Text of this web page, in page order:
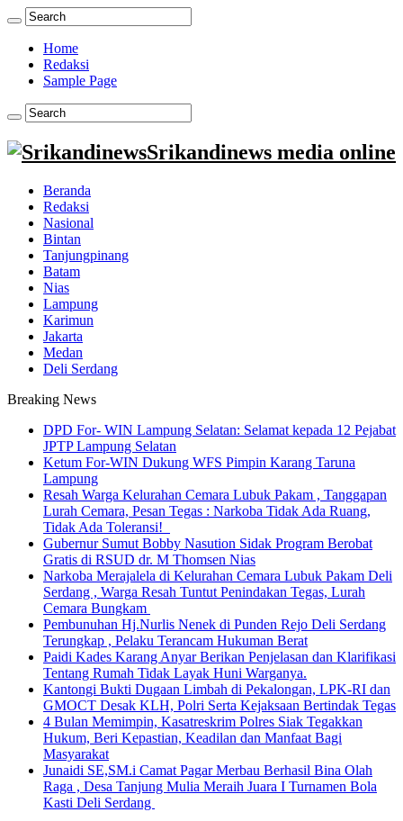
Home
Redaksi
Sample Page
Srikandinews media online
Beranda
Redaksi
Nasional
Bintan
Tanjungpinang
Batam
Nias
Lampung
Karimun
Jakarta
Medan
Deli Serdang
Breaking News
DPD For- WIN Lampung Selatan: Selamat kepada 12 Pejabat
JPTP Lampung Selatan
Ketum For-WIN Dukung WFS Pimpin Karang Taruna
Lampung
Resah Warga Kelurahan Cemara Lubuk Pakam , Tanggapan
Lurah Cemara, Pesan Tegas : Narkoba Tidak Ada Ruang,
Tidak Ada Toleransi!
Gubernur Sumut Bobby Nasution Sidak Program Berobat
Gratis di RSUD dr. M Thomsen Nias
Narkoba Merajalela di Kelurahan Cemara Lubuk Pakam Deli
Serdang , Warga Resah Tuntut Penindakan Tegas, Lurah
Cemara Bungkam
Pembunuhan Hj.Nurlis Nenek di Punden Rejo Deli Serdang
Terungkap , Pelaku Terancam Hukuman Berat
Paidi Kades Karang Anyar Berikan Penjelasan dan Klarifikasi
Tentang Rumah Tidak Layak Huni Warganya.
Kantongi Bukti Dugaan Limbah di Pekalongan, LPK-RI dan
GMOCT Desak KLH, Polri Serta Kejaksaan Bertindak Tegas
4 Bulan Memimpin, Kasatreskrim Polres Siak Tegakkan
Hukum, Beri Kepastian, Keadilan dan Manfaat Bagi
Masyarakat
Junaidi SE,SM.i Camat Pagar Merbau Berhasil Bina Olah
Raga , Desa Tanjung Mulia Meraih Juara I Turnamen Bola
Kasti Deli Serdang